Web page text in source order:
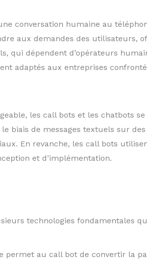
conversation humaine au
aux demandes des utilisateurs,
qui dépendent d’opérateurs
adaptés aux entreprises
les call bots et les chatbots
biais de messages textuels sur
En revanche, les call bots
et d’implémentation.
technologies fondamentales
permet au call bot de convertir la